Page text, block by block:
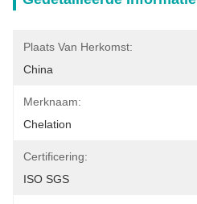
Plaats Van Herkomst:
China
Merknaam:
Chelation
Certificering:
ISO SGS